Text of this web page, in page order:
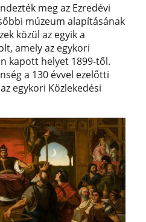
meg az Ezredévi
múzeum alapításának
közül az egyik a
amely az egykori
kapott helyet 1899-től.
a 130 évvel ezelőtti
egykori Közlekedési